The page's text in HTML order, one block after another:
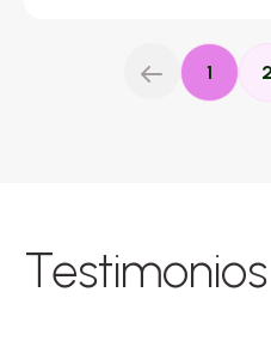
1 2
Testimonios